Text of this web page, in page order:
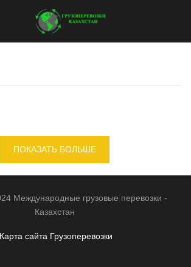
ПОКАЗАТЬ БОЛЬШЕ
Международные грузовые перевозки -
Казахстан
Карта сайта Грузоперевозки